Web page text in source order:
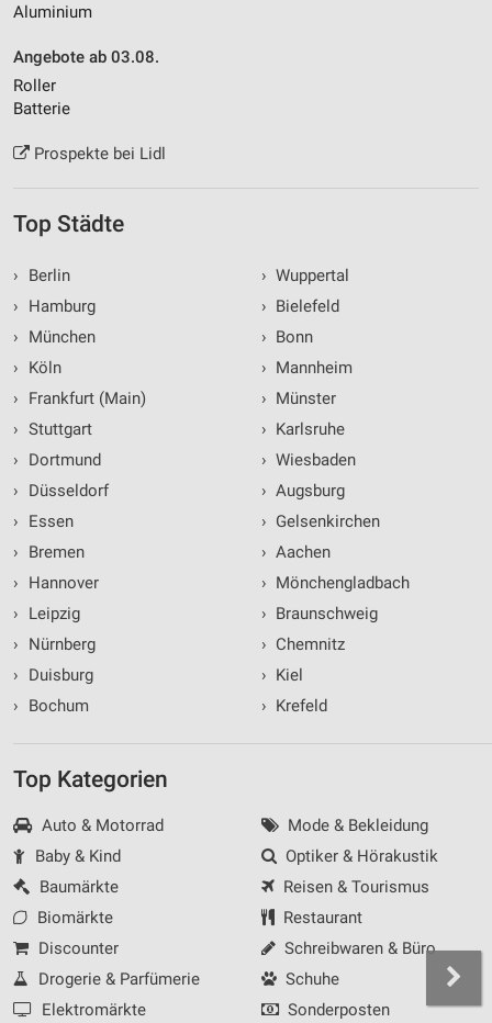
Aluminium
Angebote ab 03.08.
Roller
Batterie
Prospekte bei Lidl
Top Städte
›
Berlin
›
Hamburg
›
München
›
Köln
›
Frankfurt (Main)
› Stuttgart
›
Dortmund
›
Düsseldorf
›
Essen
›
Bremen
›
Hannover
›
Leipzig
›
Nürnberg
›
Duisburg
›
Bochum
› Wuppertal
› Bielefeld
› Bonn
› Mannheim
› Münster
› Karlsruhe
› Wiesbaden
› Augsburg
› Gelsenkirchen
› Aachen
› Mönchengladbach
› Braunschweig
› Chemnitz
› Kiel
› Krefeld
Top Kategorien
Auto & Motorrad
Baby & Kind
Baumärkte
Biomärkte
Discounter
Drogerie & Parfümerie
Elektromärkte
Mode & Bekleidung
Optiker & Hörakustik
Reisen & Tourismus
Restaurant
Schreibwaren & Büro
Schuhe
Sonderposten